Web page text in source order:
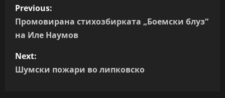
o
t
Previous:
Промовирана стихозбирката „Боемски блуз“
на Иле Наумов
Next:
Шумски пожари во липковско